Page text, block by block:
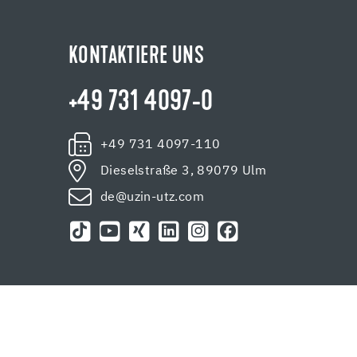
KONTAKTIERE UNS
+49 731 4097-0
+49 731 4097-110
Dieselstraße 3, 89079 Ulm
de@uzin-utz.com